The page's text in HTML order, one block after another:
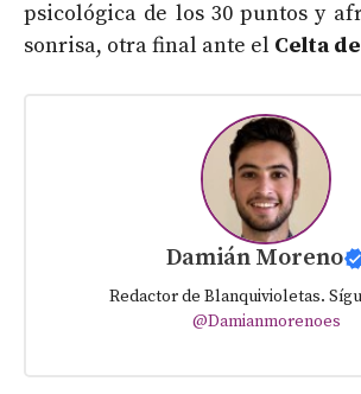
psicológica de los 30 puntos y
sonrisa, otra final ante el Celta
Damián Moreno
Redactor de Blanquivioletas.
@Damianmorenoes